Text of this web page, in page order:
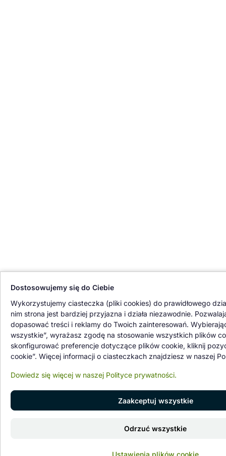
Dostosowujemy się do Ciebie
Wykorzystujemy ciasteczka (pliki cookies) do prawidłowego
nim strona jest bardziej przyjazna i działa niezawodnie.
dopasować treści i reklamy do Twoich zainteresowań.
wszystkie”, wyrażasz zgodę na stosowanie wszystkich plików
skonfigurować preferencje dotyczące plików cookie, kliknij
cookie”. Więcej informacji o ciasteczkach znajdziesz w naszej
Dowiedz się więcej w naszej Polityce prywatności.
Zaakceptuj wszystkie
Odrzuć wszystkie
Ustawienia plików cookie